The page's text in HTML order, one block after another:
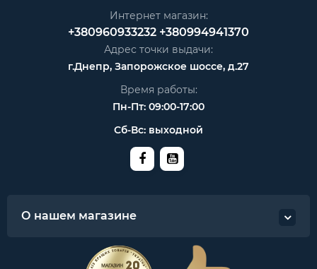
Интернет магазин:
+380960933232 +380994941370
Адрес точки выдачи:
г.Днепр, Запорожское шоссе, д.27
Время работы:
Пн-Пт: 09:00-17:00
Сб-Вс: выходной
О нашем магазине